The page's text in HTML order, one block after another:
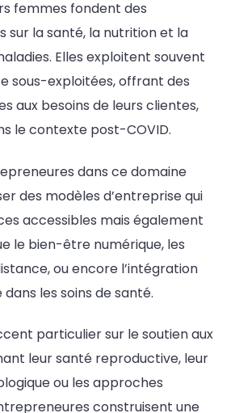
femmes fondent des
sur la santé, la nutrition et la
Elles exploitent souvent
sous-exploitées, offrant des
aux besoins de leurs clientes,
le contexte post-COVID.
dans ce domaine
des modèles d’entreprise qui
accessibles mais également
le bien-être numérique, les
ou encore l’intégration
les soins de santé.
particulier sur le soutien aux
leur santé reproductive, leur
ou les approches
construisent une